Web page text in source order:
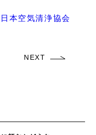
本空気清浄協会
NEXT